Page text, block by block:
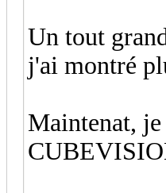
Un tout
j'ai montré
Maintenat,